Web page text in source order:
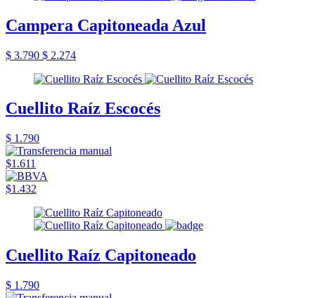
Campera Capitoneada Azul
$ 3.790 $ 2.274
Cuellito Raíz Escocés
$ 1.790
$1.611
$1.432
Cuellito Raíz Capitoneado
$ 1.790